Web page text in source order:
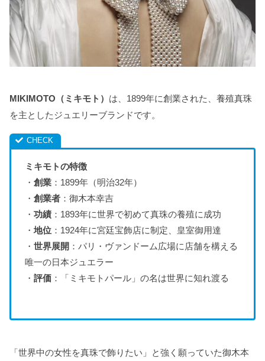
MIKIMOTO（ミキモト） は、1899年に創業された、養殖真珠
を主としたジュエリーブランドです。
ミキモトの特徴
・ 創業：1899年（明治32年）
・ 創業者：御木本幸吉
・ 功績：1893年に世界で初めて真珠の養殖に成功
・ 地位：1924年に宮廷宝飾店に制定、皇室御用達
・ 世界展開 ：パリ・ヴァンドーム広場に店舗を構える
唯一の日本ジュエラー
・ 評価：「ミキモトパール」の名は世界に知れ渡る
「世界中の女性を真珠で飾りたい」と強く願っていた御木本